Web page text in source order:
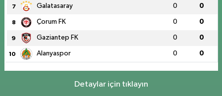
7 Galatasaray 0 0
8 Çorum FK 0 0
9 Gaziantep FK 0 0
10 Alanyaspor 0 0
Detaylar için tıklayın